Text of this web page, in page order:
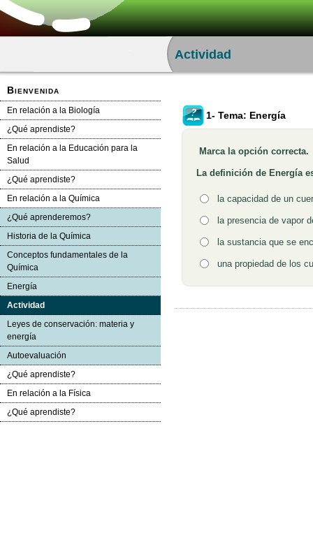
Bienvenida
En relación a la Biología
¿Qué aprendiste?
En relación a la Educación para la
Salud
¿Qué aprendiste?
En relación a la Química
¿Qué aprenderemos?
Historia de la Química
Conceptos fundamentales de la
Química
Energía
Actividad
Leyes de conservación: materia y
energía
Autoevaluación
¿Qué aprendiste?
En relación a la Física
¿Qué aprendiste?
Actividad
1- Tema: Energía
Pregunta
Marca la opción correcta.
La definición de Energía
Opción 1la capacidad de un
Opción 2la presencia de vapor
Opción 3la sustancia que se
Opción 4una propiedad de los